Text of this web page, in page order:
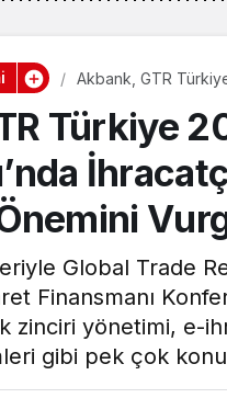
Akbank, GTR
Türkiye
Global Trade
Finansmanı
zinciri yönetimi, e-
gibi pek çok